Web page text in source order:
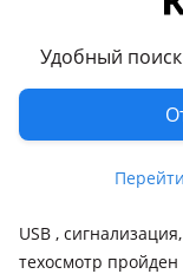
Удобный
Руль
Цвет
Растаможен в
USB ,
техосмотр пройден